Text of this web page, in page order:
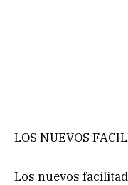
LOS NUEVOS
Los nuevos